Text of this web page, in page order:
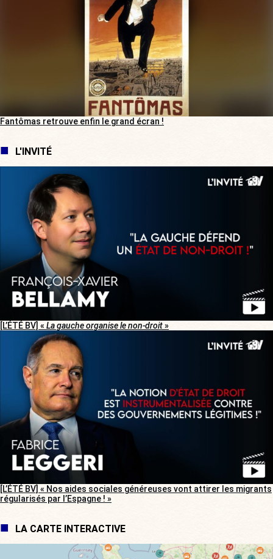
Fantômas retrouve enfin le grand écran !
L'INVITÉ
[L’ÉTÉ BV] « La gauche organise le non-droit»
[L’ÉTÉ BV] « Nos aides sociales généreuses vont attirer les migrants
régularisés par l’Espagne ! »
LA CARTE INTERACTIVE